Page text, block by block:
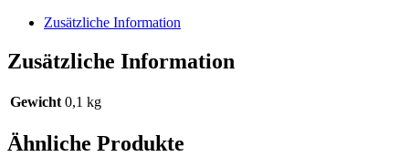
Zusätzliche Information
Zusätzliche Information
Gewicht 0,1 kg
Ähnliche Produkte